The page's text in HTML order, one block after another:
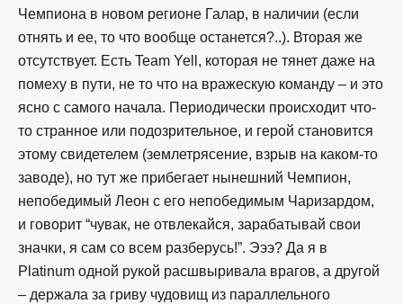
Чемпиона в новом регионе Галар, в наличии (если
отнять и ее, то что вообще останется?..). Вторая же
отсутствует. Есть Team Yell, которая не тянет даже на
помеху в пути, не то что на вражескую команду – и это
ясно с самого начала. Периодически происходит что-
то странное или подозрительное, и герой становится
этому свидетелем (землетрясение, взрыв на каком-то
заводе), но тут же прибегает нынешний Чемпион,
непобедимый Леон с его непобедимым Чаризардом,
и говорит “чувак, не отвлекайся, зарабатывай свои
значки, я сам со всем разберусь!”. Эээ? Да я в
Platinum одной рукой расшвыривала врагов, а другой
– держала за гриву чудовищ из параллельного